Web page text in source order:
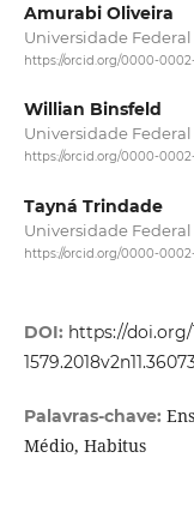
Amurabi Oliveira
Universidade Federal
https://orcid.org/0000-0002-
Willian Binsfeld
Universidade
https://orcid.org/0000-
Tayná Trindade
Universidade Federal
https://orcid.org/0000-
DOI: https://doi.org/
Palavras-chave:
Médio, Habitus